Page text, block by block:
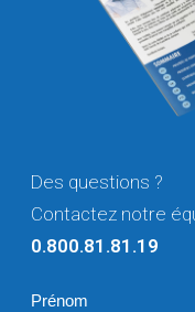
Des questions ?
Contactez notre
0.800.81.81.19
Prénom